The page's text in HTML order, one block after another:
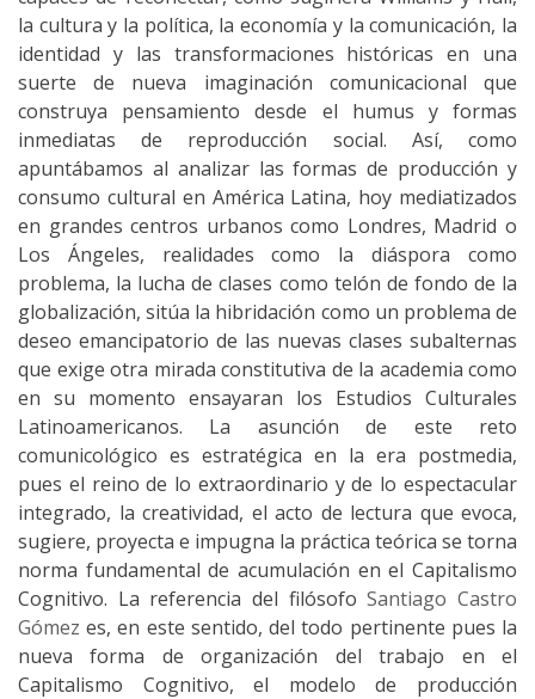
la cultura y la política, la economía y la comunicación, la
identidad y las transformaciones históricas en una
suerte de nueva imaginación comunicacional que
construya pensamiento desde el humus y formas
inmediatas de reproducción social. Así, como
apuntábamos al analizar las formas de producción y
consumo cultural en América Latina, hoy mediatizados
en grandes centros urbanos como Londres, Madrid o
Los Ángeles, realidades como la diáspora como
problema, la lucha de clases como telón de fondo de la
globalización, sitúa la hibridación como un problema de
deseo emancipatorio de las nuevas clases subalternas
que exige otra mirada constitutiva de la academia como
en su momento ensayaran los Estudios Culturales
Latinoamericanos. La asunción de este reto
comunicológico es estratégica en la era postmedia,
pues el reino de lo extraordinario y de lo espectacular
integrado, la creatividad, el acto de lectura que evoca,
sugiere, proyecta e impugna la práctica teórica se torna
norma fundamental de acumulación en el Capitalismo
Cognitivo. La referencia del filósofoSantiago Castro
Gómez es, en este sentido, del todo pertinente pues la
nueva forma de organización del trabajo en el
Capitalismo Cognitivo, el modelo de producción